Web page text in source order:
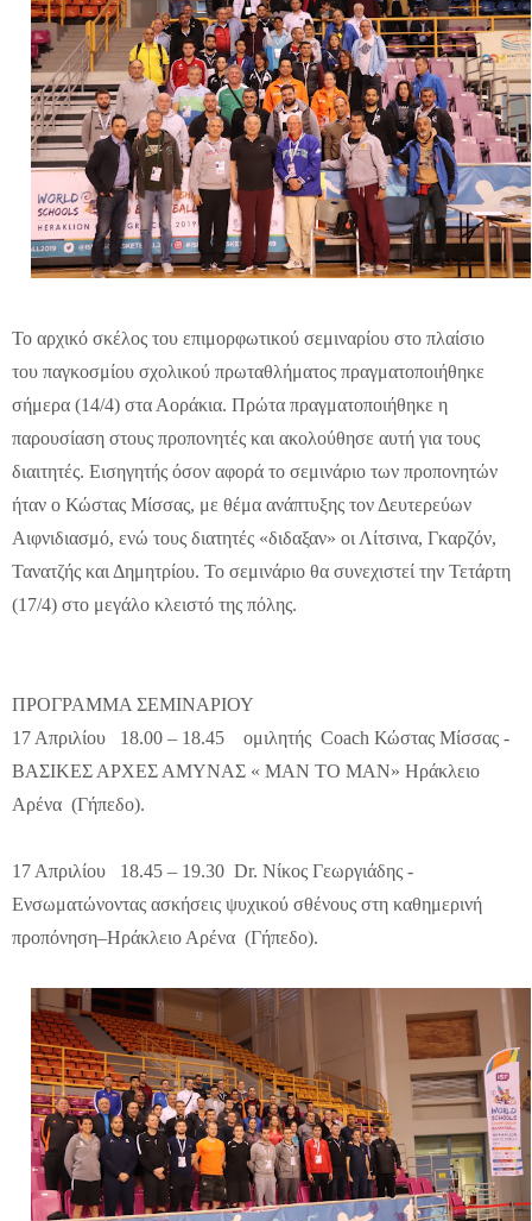
Το αρχικό σκέλος του επιμορφωτικού σεμιναρίου στο πλαίσιο
του παγκοσμίου σχολικού πρωταθλήματος πραγματοποιήθηκε
σήμερα (14/4) στα Αοράκια. Πρώτα πραγματοποιήθηκε η
παρουσίαση στους προπονητές και ακολούθησε αυτή για τους
διαιτητές. Εισηγητής όσον αφορά το σεμινάριο των προπονητών
ήταν ο Κώστας Μίσσας, με θέμα ανάπτυξης τον Δευτερεύων
Αιφνιδιασμό, ενώ τους διατητές «διδαξαν» οι Λίτσινα, Γκαρζόν,
Τανατζής και Δημητρίου. Το σεμινάριο θα συνεχιστεί την Τετάρτη
(17/4) στο μεγάλο κλειστό της πόλης.
ΠΡΟΓΡΑΜΜΑ ΣΕΜΙΝΑΡΙΟΥ
17 Απριλίου 18.00 – 18.45 ομιλητής Coach Κώστας Μίσσας -
ΒΑΣΙΚΕΣ ΑΡΧΕΣ ΑΜΥΝΑΣ « MΑN TO MΑN» Ηράκλειο
Αρένα (Γήπεδο).
17 Απριλίου 18.45 – 19.30 Dr. Νίκος Γεωργιάδης -
Ενσωματώνοντας ασκήσεις ψυχικού σθένους στη καθημερινή
προπόνηση–Ηράκλειο Αρένα (Γήπεδο).